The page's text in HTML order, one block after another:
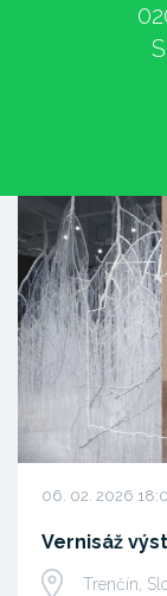
06. 02. 2026
Vernisáž
Trenčín,